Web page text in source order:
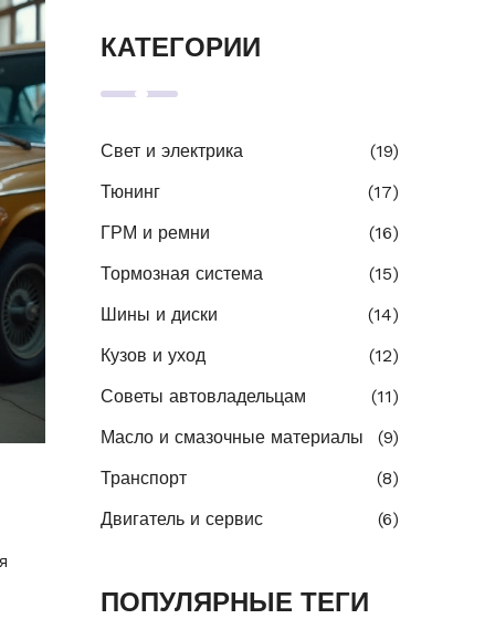
КАТЕГОРИИ
Свет и электрика
(19)
Тюнинг
(17)
ГРМ и ремни
(16)
Тормозная система
(15)
Шины и диски
(14)
Кузов и уход
(12)
Советы автовладельцам
(11)
Масло и смазочные материалы
(9)
Транспорт
(8)
Двигатель и сервис
(6)
ПОПУЛЯРНЫЕ ТЕГИ